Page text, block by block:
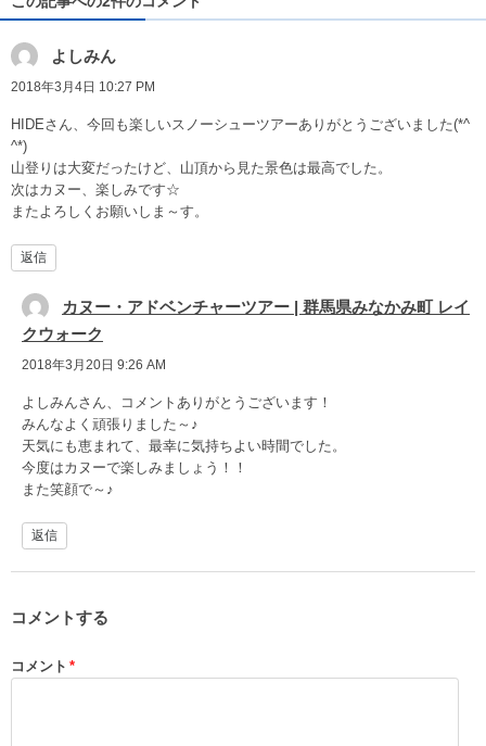
よしみん
2018年3月4日 10:27 PM
HIDEさん、今回も楽しいスノーシューツアーありがとうございました(*^
^*)
山登りは大変だったけど、山頂から見た景色は最高でした。
次はカヌー、楽しみです☆
またよろしくお願いしま～す。
返信
カヌー・アドベンチャーツアー | 群馬県みなかみ町 レイ
クウォーク
2018年3月20日 9:26 AM
よしみんさん、コメントありがとうございます！
みんなよく頑張りました～♪
天気にも恵まれて、最幸に気持ちよい時間でした。
今度はカヌーで楽しみましょう！！
また笑顔で～♪
返信
コメントする
コメント *